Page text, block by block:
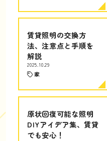
賃貸照明の交換方
法、注意点と手順を
解説
2025.10.29
家
原状回復可能な照明
DIYアイデア集、賃貸
でも安心！